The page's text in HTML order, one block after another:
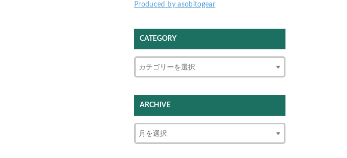
Produced by asobitogear
CATEGORY
ARCHIVE